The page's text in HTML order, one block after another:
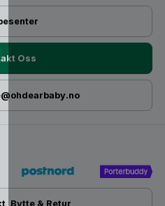
Oss
Bytte & Retur